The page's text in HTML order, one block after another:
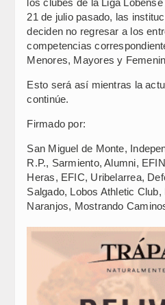
21 de julio pasado, las
deciden no regresar a los
competencias
Menores, Mayores y
Esto será así mientras la
continúe.
Firmado por:
San Miguel de Monte,
R.P., Sarmiento, Alumni,
Heras, EFIC, Uribelarrea,
Salgado, Lobos Athletic
Naranjos, Mostrando